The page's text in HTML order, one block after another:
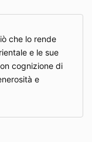
che lo rende
e le sue
cognizione di
e